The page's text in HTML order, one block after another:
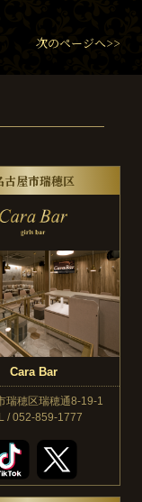
次のページへ>>
古屋市瑞穂区
Cara Bar
瑞穂区瑞穂通8-19-1
/ 052-859-1777